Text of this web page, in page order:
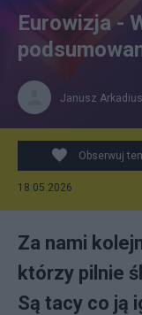
Eurowizja -
Janusz
Obserwuj
18.05.2026
Za nami
którzy pilnie
Są tacy co ją